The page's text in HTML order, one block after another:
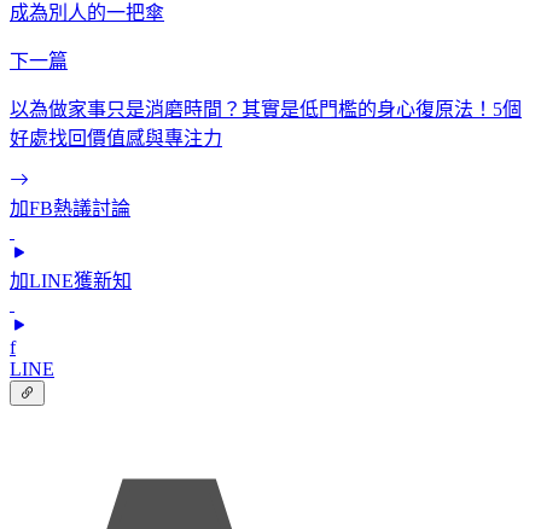
成為別人的一把傘
下一篇
以為做家事只是消磨時間？其實是低門檻的身心復原法！5個
好處找回價值感與專注力
加FB熱議討論
加LINE獲新知
f
LINE